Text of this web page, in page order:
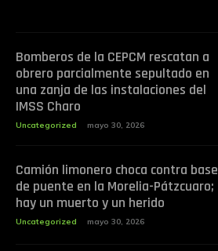
Bomberos de la CEPCM rescatan a
obrero parcialmente sepultado en
una zanja de las instalaciones del
IMSS Charo
Uncategorized mayo 30, 2026
Camión limonero choca contra base
de puente en la Morelia-Pátzcuaro;
hay un muerto y un herido
Uncategorized mayo 30, 2026